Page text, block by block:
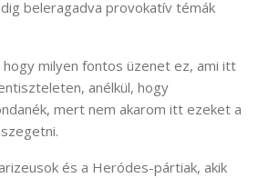
beleragadva provokatív témák
milyen fontos üzenet ez, ami itt
anélkül, hogy
mert nem akarom itt ezeket a
és a Heródes-pártiak, akik